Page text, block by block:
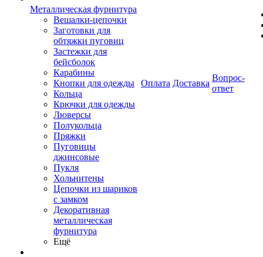
Металлическая фурнитура
Вешалки-цепочки
Заготовки для
обтяжки пуговиц
Застежки для
бейсболок
Карабины
Кнопки для одежды
Кольца
Крючки для одежды
Люверсы
Полукольца
Пряжки
Пуговицы
джинсовые
Пукля
Хольнитены
Цепочки из шариков
с замком
Декоративная
металлическая
фурнитура
Ещё
Оплата Доставка
Вопрос-
ответ